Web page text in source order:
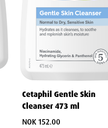
Cetaphil Gentle Skin
Cleanser 473 ml
NOK 152.00